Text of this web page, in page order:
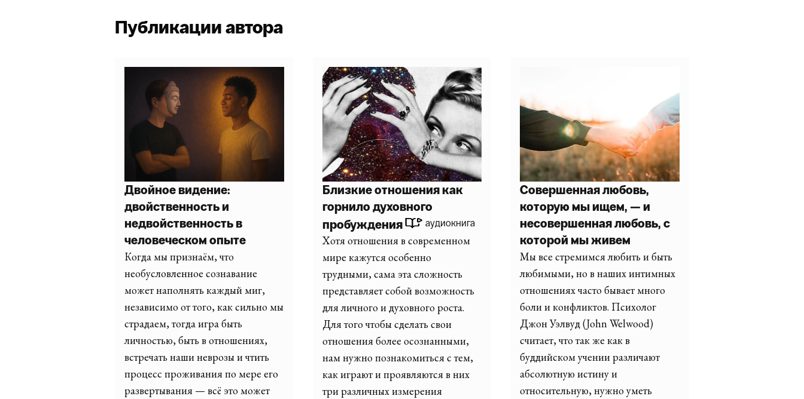
Публикации автора
Двойное видение:
двойственность и
недвойственность в
человеческом опыте
Когда мы признаём, что
необусловленное сознавание
может наполнять каждый миг,
независимо от того, как сильно мы
страдаем, тогда игра быть
личностью, быть в отношениях,
встречать наши неврозы и чтить
процесс проживания по мере его
развертывания — всё это может
Близкие отношения как
горнило духовного
пробуждения
аудиокнига
Хотя отношения в современном
мире кажутся особенно
трудными, сама эта сложность
представляет собой возможность
для личного и духовного роста.
Для того чтобы сделать свои
отношения более осознанными,
нам нужно познакомиться с тем,
как играют и проявляются в них
три различных измерения
Совершенная любовь,
которую мы ищем, — и
несовершенная любовь, с
которой мы живем
Мы все стремимся любить и быть
любимыми, но в наших интимных
отношениях часто бывает много
боли и конфликтов. Психолог
Джон Уэлвуд (John Welwood)
считает, что так же как в
буддийском учении различают
абсолютную истину и
относительную, нужно уметь